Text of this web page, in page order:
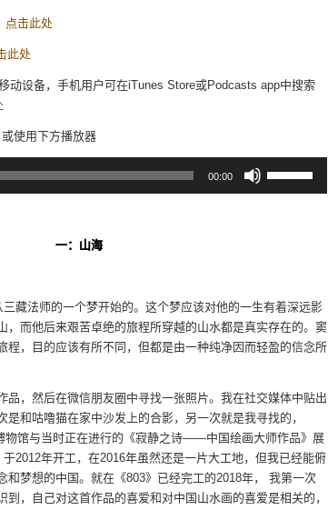
点击此处
此处
动设备，手机用户可在iTunes Store或Podcasts app中搜索
或使用下方播放器
00:00
用
上/
高
或
降
低
一：山海
三藏法师的一个梦开始的。这个梦应该对他的一生有着深远影
，而他后来艰苦卓绝的旅程所穿越的山水都是真实存在的。窦
程，目的应该有所不同，但都是由一种纯净因而轻盈的信念所
品，然后在微信朋友圈中寻找一张照片。我在社交媒体中贴出
和咕噜猫在家中沙发上的合影，另一次就是我寻找的，
物馆与当时正在进行的《寂静之诗——中国绘画大师作品》展
2012年开工，在2016年虽然还是一片大工地，但我已经能俯
和梦想的中国。就在《803》已经完工的2018年， 我第一次
到，自己对这首作品的喜爱和对中国山水画的喜爱是相关的，